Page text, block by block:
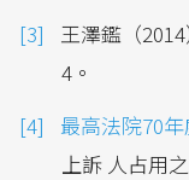
王澤鑑（
4。
最高法院70
上訴 人占用